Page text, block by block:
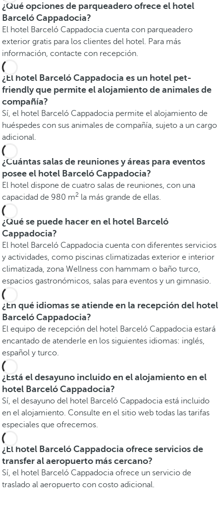
¿Qué opciones de parqueadero ofrece el hotel
Barceló Cappadocia?
El hotel Barceló Cappadocia cuenta con parqueadero
exterior gratis para los clientes del hotel. Para más
información, contacte con recepción.
¿El hotel Barceló Cappadocia es un hotel pet-
friendly que permite el alojamiento de animales de
compañía?
Sí, el hotel Barceló Cappadocia permite el alojamiento de
huéspedes con sus animales de compañía, sujeto a un cargo
adicional.
¿Cuántas salas de reuniones y áreas para eventos
posee el hotel Barceló Cappadocia?
El hotel dispone de cuatro salas de reuniones, con una
capacidad de 980 m2 la más grande de ellas.
¿Qué se puede hacer en el hotel Barceló
Cappadocia?
El hotel Barceló Cappadocia cuenta con diferentes servicios
y actividades, como piscinas climatizadas exterior e interior
climatizada, zona Wellness con hammam o baño turco,
espacios gastronómicos, salas para eventos y un gimnasio.
¿En qué idiomas se atiende en la recepción del hotel
Barceló Cappadocia?
El equipo de recepción del hotel Barceló Cappadocia estará
encantado de atenderle en los siguientes idiomas: inglés,
español y turco.
¿Está el desayuno incluido en el alojamiento en el
hotel Barceló Cappadocia?
Sí, el desayuno del hotel Barceló Cappadocia está incluido
en el alojamiento. Consulte en el sitio web todas las tarifas
especiales que ofrecemos.
¿El hotel Barceló Cappadocia ofrece servicios de
transfer al aeropuerto más cercano?
Sí, el hotel Barceló Cappadocia ofrece un servicio de
traslado al aeropuerto con costo adicional.